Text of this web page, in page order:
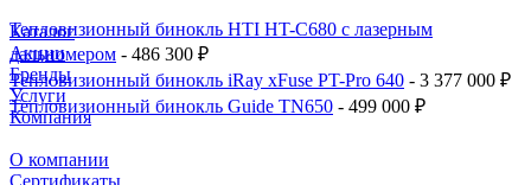
Тепловизионный бинокль HTI HT-C680 с лазерным
дальномером - 486 300 ₽
Тепловизионный бинокль iRay xFuse PT-Pro 640 - 3 377 000 ₽
Тепловизионный бинокль Guide TN650 - 499 000 ₽
Каталог
Акции
Бренды
Услуги
Компания
О компании
Сертификаты